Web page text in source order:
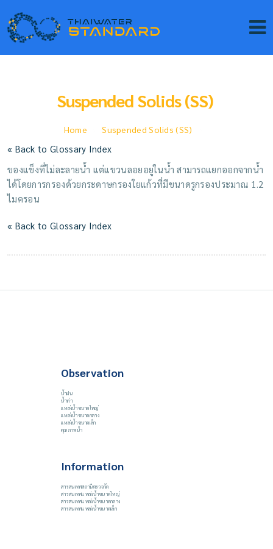
Suspended Solids (SS)
Home Suspended Solids (SS)
« Back to Glossary Index
ของแข็งที่ไม่ละลายน้ำ แต่แขวนลอยอยู่ในน้ำ สามารถแยกออกจากน้ำ
ได้โดยการกรองด้วยกระดาษกรองใยแก้วที่มีขนาดรูกรองประมาณ 1.2
ไมครอน
« Back to Glossary Index
Observation
น้ำฝน
น้ำท่า
แหล่งน้ำขนาดใหญ่
แหล่งน้ำขนาดกลาง
แหล่งน้ำขนาดเล็ก
คุณภาพน้ำ
Information
สารสนเทศสถานีตรวจวัด
สารสนเทศแหล่งน้ำขนาดใหญ่
สารสนเทศแหล่งน้ำขนาดกลาง
สารสนเทศแหล่งน้ำขนาดเล็ก